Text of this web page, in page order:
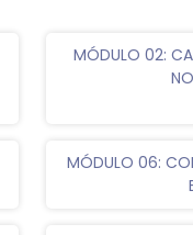
MÓDULO 02:
MÓDULO 06: